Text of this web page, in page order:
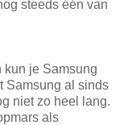
steeds één van
kun je Samsung
Samsung al sinds
niet zo heel lang.
als